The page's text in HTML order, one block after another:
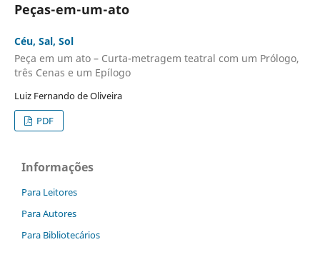
Peças-em-um-ato
Céu, Sal, Sol
Peça em um ato – Curta-metragem teatral com um Prólogo,
três Cenas e um Epílogo
Luiz Fernando de Oliveira
PDF
Informações
Para Leitores
Para Autores
Para Bibliotecários